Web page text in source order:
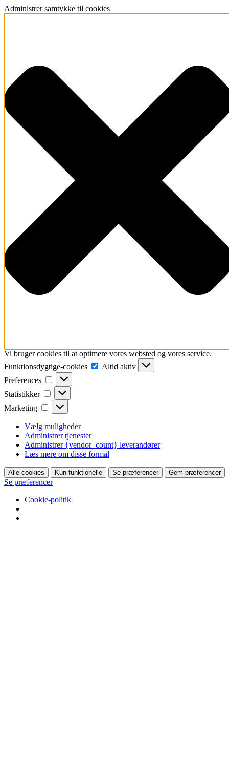
Administrer samtykke til cookies
Vi bruger cookies til at optimere vores websted og vores service.
Funktionsdygtige-cookies
Funktionsdygtige-
cookies
Altid aktiv
Preferences
Preferences
Statistikker Statistikker
Marketing Marketing
Vælg muligheder
Administrer tjenester
Administrer {vendor_count} leverandører
Læs mere om disse formål
Alle cookies Kun funktionelle Se præferencer Gem præferencer
Se præferencer
Cookie-politik